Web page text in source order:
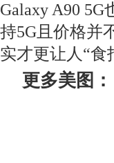
Galaxy A90
持5G 且价格并
实才更让人“食
更多美图：